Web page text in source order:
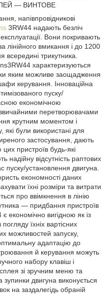
— ВИНТОВЕ
напівпровідникові
3RW44 надають безліч
Вони покривають
лінійного вмикання і до 1200
всередині трикутника.
характеризуються
яким можливе заощадження
керування. Інноваційна
пуску/
економічною
перетворювачами
крутним моментом і
були використані для
застосування, дають
пристроїв будь-які
надійну відсутність раптових
пуску/установлення двигуна.
економності даних
їхні розміри та витрати
про ввімкнення в лінію
— придбання пристроїв
економічно вигідною як із
їхніх вартісних
можливостей запуску,
адаптацію до
й керування можуть
набору клавіш і
зі зручним меню та
зупинки двигуна виконується
на заздалегідь обраній